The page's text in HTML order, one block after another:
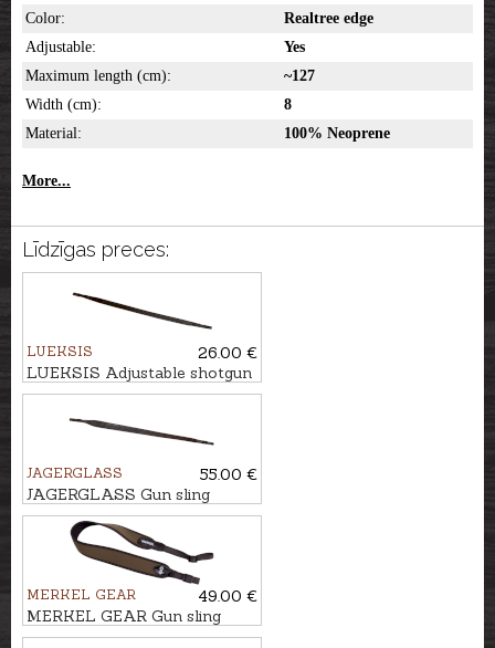
Color:
Realtree edge
Adjustable:
Yes
Maximum length (cm):
~127
Width (cm):
8
Material:
100% Neoprene
More...
Līdzīgas preces:
LUEKSIS
26.00 €
LUEKSIS Adjustable shotgun
sling ALNIS
JAGERGLASS
55.00 €
JAGERGLASS Gun sling
HUNTER LUX - DEER
MERKEL GEAR
49.00 €
MERKEL GEAR Gun sling
HELIX